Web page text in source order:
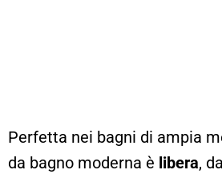
Perfetta nei bagni di ampia
da bagno moderna è libera,